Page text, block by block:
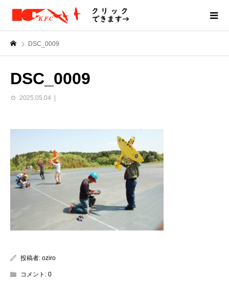
DSC_0009
DSC_0009
2025.05.04
投稿者: oziro
コメント: 0